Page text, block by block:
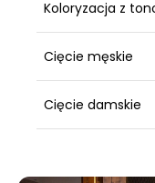
Koloryzacja z
Cięcie męskie
Cięcie damskie